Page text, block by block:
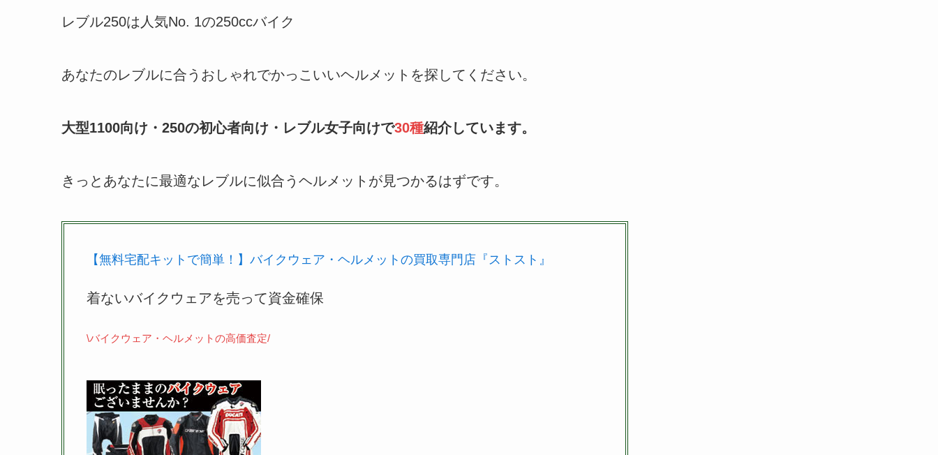
レブル250は人気No. 1の250ccバイク
あなたのレブルに合うおしゃれでかっこいいヘルメットを探してください。
大型1100向け・250の初心者向け・レブル女子向けで30種紹介しています。
きっとあなたに最適なレブルに似合うヘルメットが見つかるはずです。
【無料宅配キットで簡単！】バイクウェア・ヘルメットの買取専門店『ストスト』
着ないバイクウェアを売って資金確保
\バイクウェア・ヘルメットの高価査定/